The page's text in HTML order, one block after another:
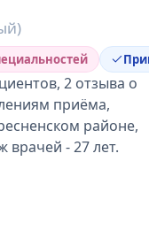
2 отзыва о
приёма,
районе,
врачей - 27 лет.